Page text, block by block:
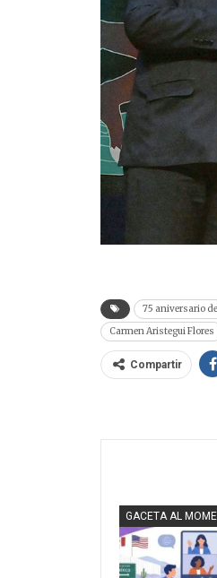
75 aniversario
Carmen Aristegui Flores
Compartir
GACETA AL